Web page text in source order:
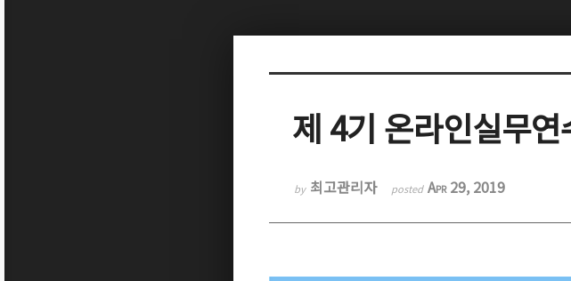
제 4기 온라인실무
by 최고관리자 posted Apr 29, 2019
Sketchbook5, 스케치북5